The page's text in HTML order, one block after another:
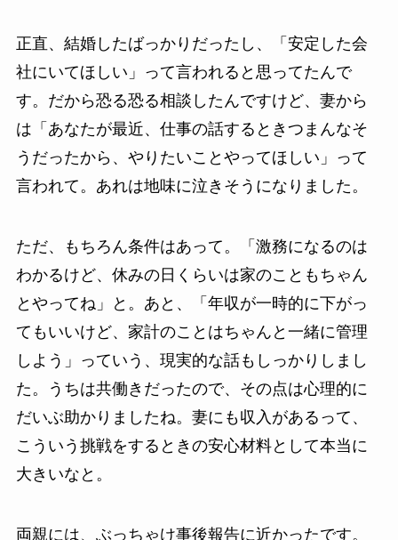
正直、結婚したばっかりだったし、「安定した会
社にいてほしい」って言われると思ってたんで
す。だから恐る恐る相談したんですけど、妻から
は「あなたが最近、仕事の話するときつまんなそ
うだったから、やりたいことやってほしい」って
言われて。あれは地味に泣きそうになりました。
ただ、もちろん条件はあって。「激務になるのは
わかるけど、休みの日くらいは家のこともちゃん
とやってね」と。あと、「年収が一時的に下がっ
てもいいけど、家計のことはちゃんと一緒に管理
しよう」っていう、現実的な話もしっかりしまし
た。うちは共働きだったので、その点は心理的に
だいぶ助かりましたね。妻にも収入があるって、
こういう挑戦をするときの安心材料として本当に
大きいなと。
両親には、ぶっちゃけ事後報告に近かったです。